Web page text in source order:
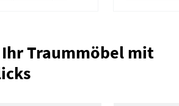
Ihr Traummöbel mit